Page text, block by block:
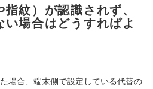
紋）が認識されず、
い場合はどうすればよ
場合、端末側で設定している代替の